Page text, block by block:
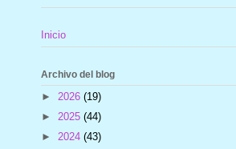
Inicio
Archivo del blog
► 2026 (19)
► 2025 (44)
► 2024 (43)